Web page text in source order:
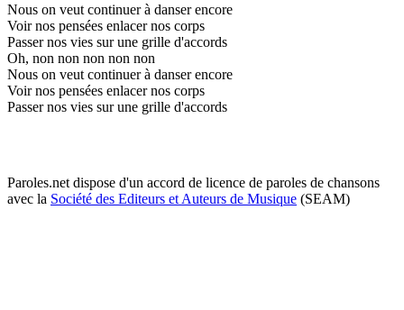
Nous on veut continuer à danser encore
Voir nos pensées enlacer nos corps
Passer nos vies sur une grille d'accords
Oh, non non non non non
Nous on veut continuer à danser encore
Voir nos pensées enlacer nos corps
Passer nos vies sur une grille d'accords
Paroles.net dispose d'un accord de licence de paroles de chansons
avec la Société des Editeurs et Auteurs de Musique (SEAM)